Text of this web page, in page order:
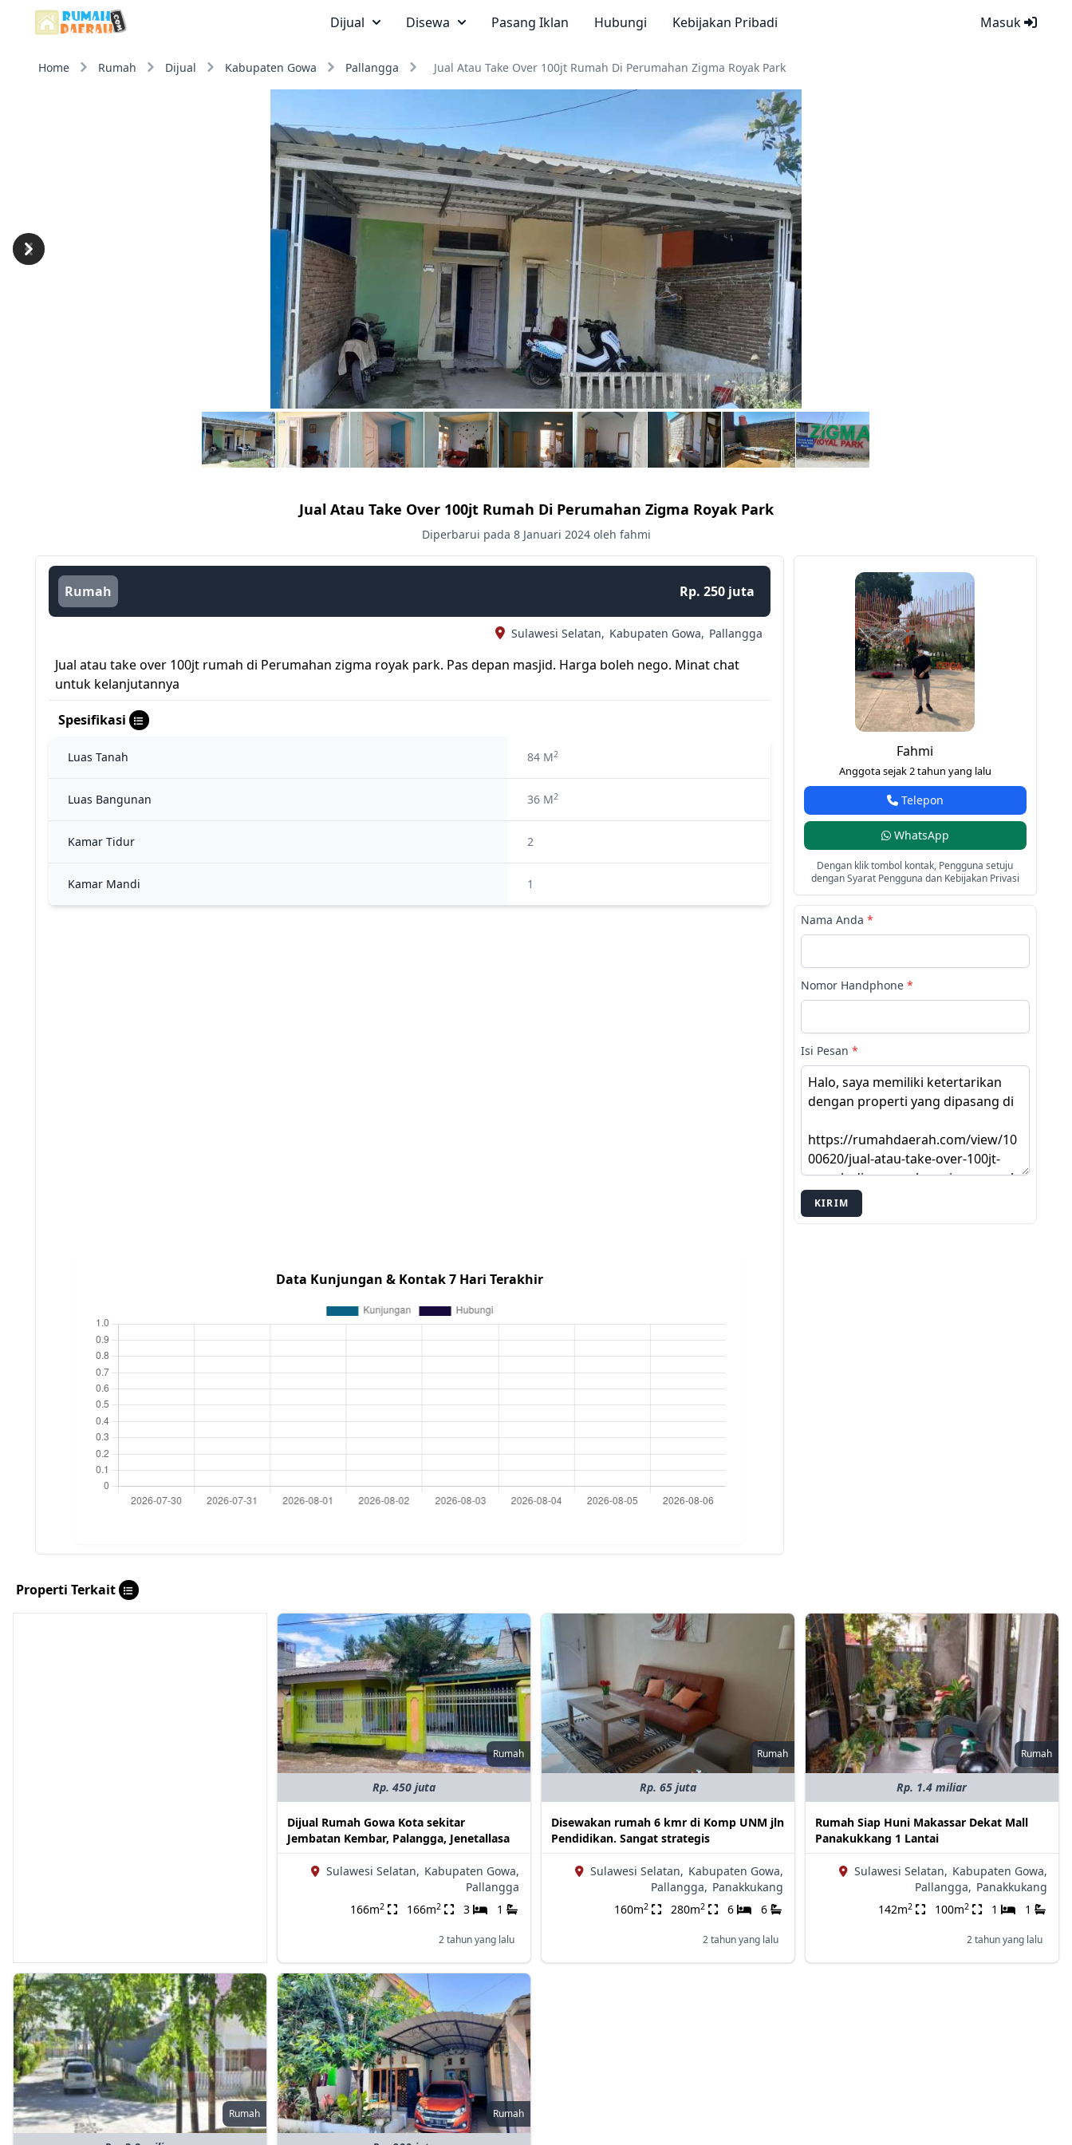
Masuk
Dijual Disewa Pasang Iklan Hubungi Kebijakan Pribadi
Home Rumah Dijual Kabupaten Gowa Pallangga Jual Atau Take Over 100jt Rumah Di Perumahan Zigma Royak Park
Previous
Next
Jual Atau Take Over 100jt Rumah Di Perumahan Zigma Royak Park
Diperbarui pada 8 Januari 2024 oleh fahmi
Rumah Rp. 250 juta
Sulawesi Selatan, Kabupaten Gowa, Pallangga
Jual atau take over 100jt rumah di Perumahan zigma royak park. Pas depan masjid. Harga boleh nego. Minat chat
untuk kelanjutannya
Spesifikasi
Luas Tanah 84 M2
Luas Bangunan 36 M2
Kamar Tidur 2
Kamar Mandi 1
Data Kunjungan & Kontak 7 Hari Terakhir
Fahmi
Anggota sejak 2 tahun yang lalu
Telepon
WhatsApp
Dengan klik tombol kontak, Pengguna setuju
dengan Syarat Pengguna dan Kebijakan Privasi
Nama Anda *
Nomor Handphone *
Isi Pesan *
KIRIM
Properti Terkait
Rumah
Rp. 450 juta
Dijual Rumah Gowa Kota sekitar
Jembatan Kembar, Palangga, Jenetallasa
Sulawesi Selatan, Kabupaten Gowa,
Pallangga
166m2 166m2 3 1
2 tahun yang lalu
Rumah
Rp. 65 juta
Disewakan rumah 6 kmr di Komp UNM jln
Pendidikan. Sangat strategis
Sulawesi Selatan, Kabupaten Gowa,
Pallangga, Panakkukang
160m2 280m2 6 6
2 tahun yang lalu
Rumah
Rp. 1.4 miliar
Rumah Siap Huni Makassar Dekat Mall
Panakukkang 1 Lantai
Sulawesi Selatan, Kabupaten Gowa,
Pallangga, Panakkukang
142m2 100m2 1 1
2 tahun yang lalu
Rumah Rumah